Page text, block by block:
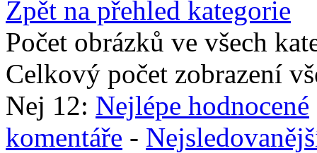
Zpět na přehled kategorie
Počet obrázků ve všech
Celkový počet zobrazení
Nej 12: Nejlépe hodnocené
komentáře -